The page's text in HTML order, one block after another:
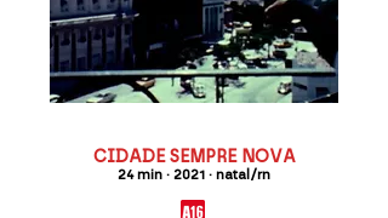
CIDADE SEMPRE NOVA
24 min · 2021 · natal/rn